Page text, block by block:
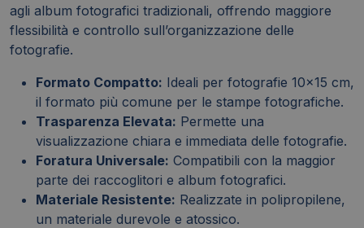
agli album fotografici tradizionali, offrendo maggiore
flessibilità e controllo sull’organizzazione delle
fotografie.
Formato Compatto: Ideali per fotografie 10x15 cm,
il formato più comune per le stampe fotografiche.
Trasparenza Elevata: Permette una
visualizzazione chiara e immediata delle fotografie.
Foratura Universale: Compatibili con la maggior
parte dei raccoglitori e album fotografici.
Materiale Resistente: Realizzate in polipropilene,
un materiale durevole e atossico.